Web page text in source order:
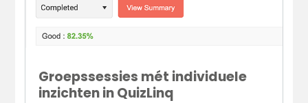
Groepssessies mét individuele
inzichten in QuizLinq